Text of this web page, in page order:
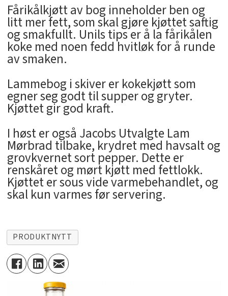
Fårikålkjøtt av bog inneholder ben og
litt mer fett, som skal gjøre kjøttet saftig
og smakfullt. Unils tips er å la fårikålen
koke med noen fedd hvitløk for å runde
av smaken.
Lammebog i skiver er kokekjøtt som
egner seg godt til supper og gryter.
Kjøttet gir god kraft.
I høst er også Jacobs Utvalgte Lam
Mørbrad tilbake, krydret med havsalt og
grovkvernet sort pepper. Dette er
renskåret og mørt kjøtt med fettlokk.
Kjøttet er sous vide varmebehandlet, og
skal kun varmes før servering.
PRODUKTNYTT